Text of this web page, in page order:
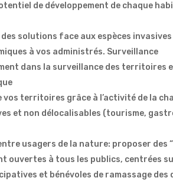
de développement de chaque
solutions face aux espèces
à vos administrés. Surveillance
dans la surveillance des territoires
vos territoires grâce à l’activité de la
et non délocalisables (tourisme,
usagers de la nature: proposer des
ouvertes à tous les publics, centrées
et bénévoles de ramassage des